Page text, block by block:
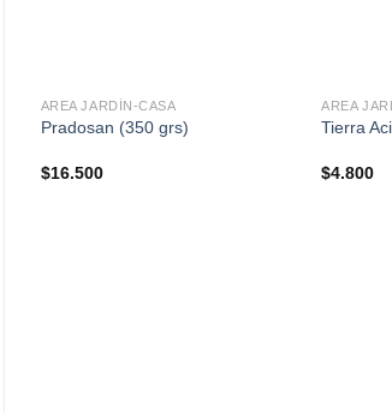
AREA JARDÍN-CASA
Pradosan (350 grs)
$16.500
AREA
Tierra
$4.800